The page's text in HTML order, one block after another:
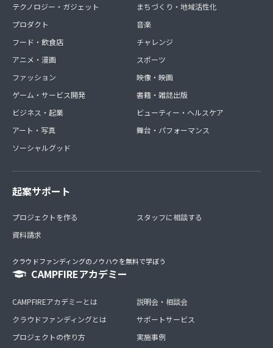
テクノロジー・ガジェット
プロダクト
フード・飲食店
アニメ・漫画
ファッション
ゲーム・サービス開発
ビジネス・起業
アート・写真
ソーシャルグッド
まちづくり・地域活性化
音楽
チャレンジ
スポーツ
映像・映画
書籍・雑誌出版
ビューティー・ヘルスケア
舞台・パフォーマンス
起案サポート
プロジェクトを作る
資料請求
スタッフに相談する
クラウドファンディングのノウハウを無料で学ぼう
CAMPFIREアカデミー
CAMPFIREアカデミーとは
クラウドファンディングとは
プロジェクトの作り方
説明会・相談会
サポートサービス
実施事例